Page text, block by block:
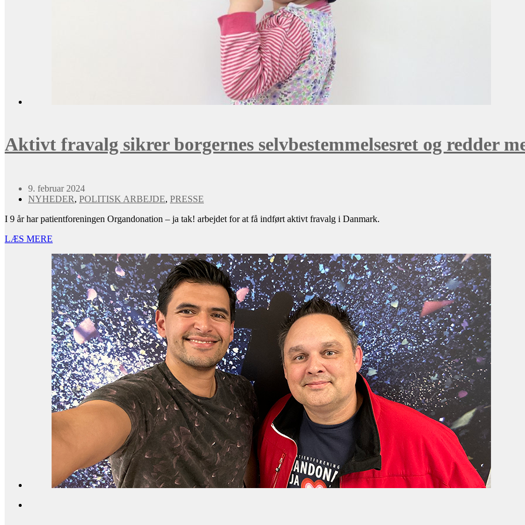
Aktivt fravalg sikrer borgernes selvbestemmelsesret og redder
9. februar 2024
NYHEDER, POLITISK ARBEJDE, PRESSE
I 9 år har patientforeningen Organdonation – ja tak! arbejdet for at få indført aktivt fravalg i Danmark.
LÆS MERE